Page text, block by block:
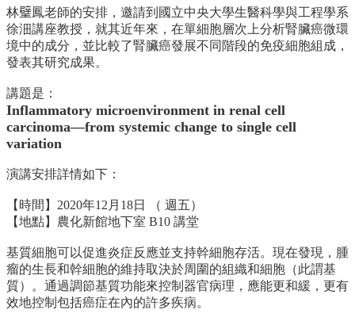
高
中
生
專
大
學
部
碩
士
班
系
友
會
動
林𤩹鳳老師的安排， 邀請到國立中央大學生醫科學與工程學系
徐沺講座教授， 就其近年來，在單細胞層次上分析腎臟癌微環
境中的成分， 並比較了腎臟癌發展不同階段的免疫細胞組成，
發表其研究成果。
講題是：
Inflammatory microenvironment in renal cell
carcinoma—from systemic change to single cell
variation
演講安排詳情如下：
【時間】2020年12月18日 （ 週五）
【地點】農化新館地下室 B10 講堂
基質細胞可以促進炎症反應並支持幹細胞存活。現在發現， 腫
瘤的生長和幹細胞的維持取決於周圍的組織和細胞（此謂基
質）。 通過調節基質功能來控制器官病理，應能更和緩， 更有
效地控制包括癌症在內的許多疾病。